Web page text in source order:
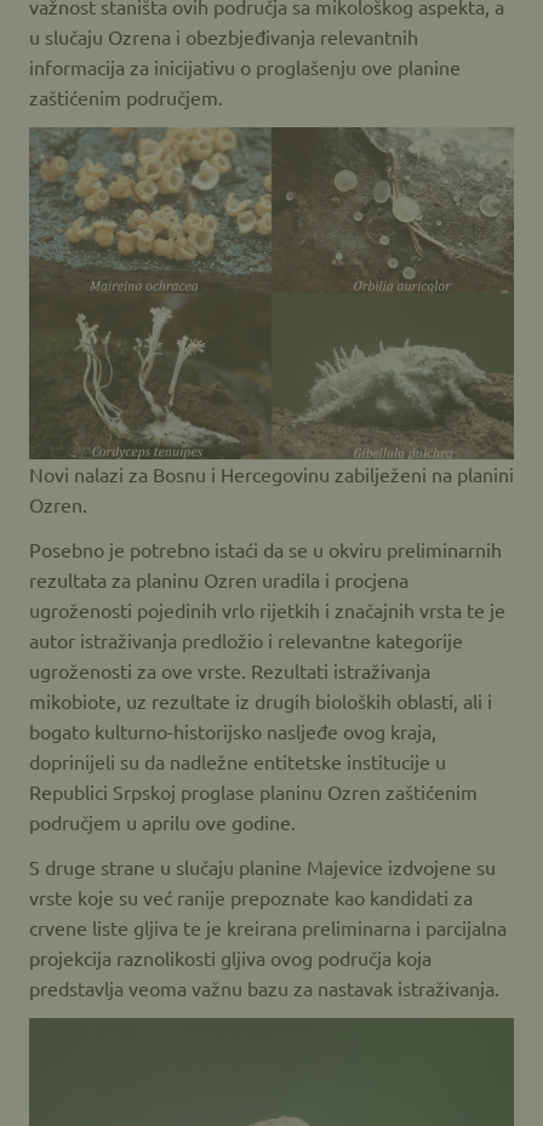
važnost staništa ovih područja sa mikološkog aspekta, a
u slučaju Ozrena i obezbjeđivanja relevantnih
informacija za inicijativu o proglašenju ove planine
zaštićenim područjem.
Novi nalazi za Bosnu i Hercegovinu zabilježeni na planini
Ozren.
Posebno je potrebno istaći da se u okviru preliminarnih
rezultata za planinu Ozren uradila i procjena
ugroženosti pojedinih vrlo rijetkih i značajnih vrsta te je
autor istraživanja predložio i relevantne kategorije
ugroženosti za ove vrste. Rezultati istraživanja
mikobiote, uz rezultate iz drugih bioloških oblasti, ali i
bogato kulturno-historijsko nasljeđe ovog kraja,
doprinijeli su da nadležne entitetske institucije u
Republici Srpskoj proglase planinu Ozren zaštićenim
područjem u aprilu ove godine.
S druge strane u slučaju planine Majevice izdvojene su
vrste koje su već ranije prepoznate kao kandidati za
crvene liste gljiva te je kreirana preliminarna i parcijalna
projekcija raznolikosti gljiva ovog područja koja
predstavlja veoma važnu bazu za nastavak istraživanja.